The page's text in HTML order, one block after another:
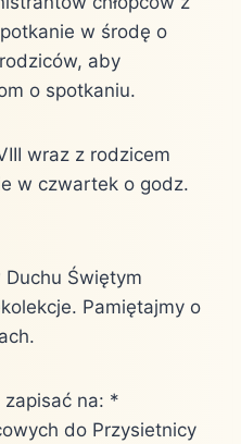
w środę o
aby
o spotkaniu.
wraz z rodzicem
w czwartek o godz.
Świętym
Pamiętajmy o
zapisać na: *
do Przysietnicy